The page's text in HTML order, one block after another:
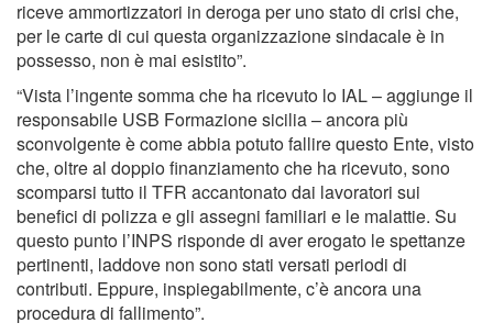
riceve ammortizzatori in deroga per uno stato di crisi che,
per le carte di cui questa organizzazione sindacale è in
possesso, non è mai esistito”.
“Vista l’ingente somma che ha ricevuto lo IAL – aggiunge il
responsabile USB Formazione sicilia – ancora più
sconvolgente è come abbia potuto fallire questo Ente, visto
che, oltre al doppio finanziamento che ha ricevuto, sono
scomparsi tutto il TFR accantonato dai lavoratori sui
benefici di polizza e gli assegni familiari e le malattie. Su
questo punto l’INPS risponde di aver erogato le spettanze
pertinenti, laddove non sono stati versati periodi di
contributi. Eppure, inspiegabilmente, c’è ancora una
procedura di fallimento”.